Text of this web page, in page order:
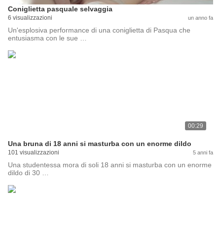
Coniglietta pasquale selvaggia
6 visualizzazioni un anno fa
Un'esplosiva performance di una coniglietta di Pasqua che
entusiasma con le sue …
00:29
Una bruna di 18 anni si masturba con un enorme dildo
101 visualizzazioni 5 anni fa
Una studentessa mora di soli 18 anni si masturba con un enorme
dildo di 30 …